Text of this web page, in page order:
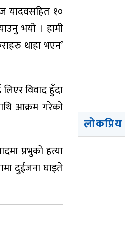
यादवसहित १०
भयो । हामी
थाहा भएन’
विवाद हुँदा
आक्रम गरेको
प्रभुको हत्या
दुईजना घाइते
लोकप्रिय